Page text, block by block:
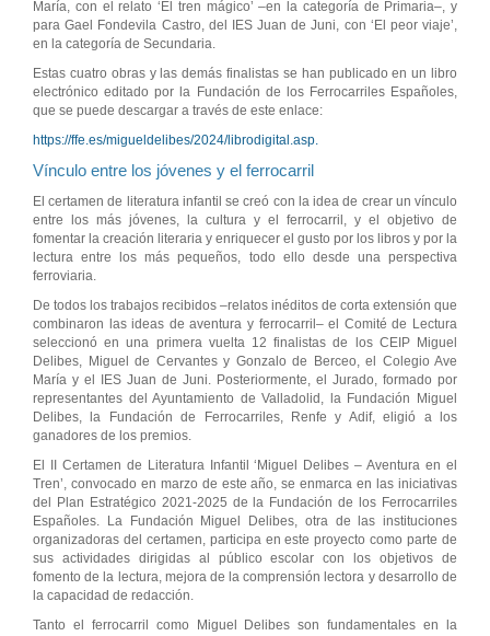
María, con el relato ‘El tren mágico’ –en la categoría de Primaria–, y
para Gael Fondevila Castro, del IES Juan de Juni, con ‘El peor viaje’,
en la categoría de Secundaria.
Estas cuatro obras y las demás finalistas se han publicado en un libro
electrónico editado por la Fundación de los Ferrocarriles Españoles,
que se puede descargar a través de este enlace:
https://ffe.es/migueldelibes/2024/librodigital.asp.
Vínculo entre los jóvenes y el ferrocarril
El certamen de literatura infantil se creó con la idea de crear un vínculo
entre los más jóvenes, la cultura y el ferrocarril, y el objetivo de
fomentar la creación literaria y enriquecer el gusto por los libros y por la
lectura entre los más pequeños, todo ello desde una perspectiva
ferroviaria.
De todos los trabajos recibidos –relatos inéditos de corta extensión que
combinaron las ideas de aventura y ferrocarril– el Comité de Lectura
seleccionó en una primera vuelta 12 finalistas de los CEIP Miguel
Delibes, Miguel de Cervantes y Gonzalo de Berceo, el Colegio Ave
María y el IES Juan de Juni. Posteriormente, el Jurado, formado por
representantes del Ayuntamiento de Valladolid, la Fundación Miguel
Delibes, la Fundación de Ferrocarriles, Renfe y Adif, eligió a los
ganadores de los premios.
El II Certamen de Literatura Infantil ‘Miguel Delibes – Aventura en el
Tren’, convocado en marzo de este año, se enmarca en las iniciativas
del Plan Estratégico 2021-2025 de la Fundación de los Ferrocarriles
Españoles. La Fundación Miguel Delibes, otra de las instituciones
organizadoras del certamen, participa en este proyecto como parte de
sus actividades dirigidas al público escolar con los objetivos de
fomento de la lectura, mejora de la comprensión lectora y desarrollo de
la capacidad de redacción.
Tanto el ferrocarril como Miguel Delibes son fundamentales en la